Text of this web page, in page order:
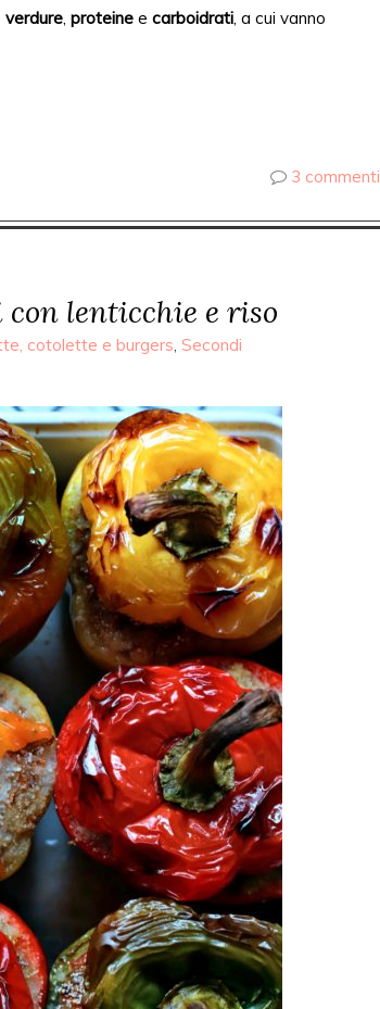
verdure, proteine e carboidrati, a cui vanno
3 commenti
lenticchie e riso
cotolette e burgers, Secondi